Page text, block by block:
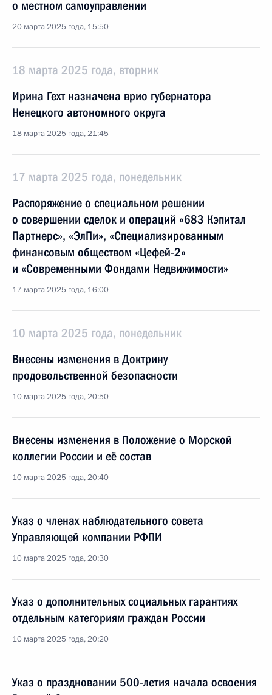
о местном самоуправлении
20 марта 2025 года, 15:50
18 марта 2025 года, вторник
Ирина Гехт назначена врио губернатора
Ненецкого автономного округа
18 марта 2025 года, 21:45
17 марта 2025 года, понедельник
Распоряжение о специальном решении
о совершении сделок и операций «683 Кэпитал
Партнерс», «ЭлПи», «Специализированным
финансовым обществом «Цефей-2»
и «Современными Фондами Недвижимости»
17 марта 2025 года, 16:00
10 марта 2025 года, понедельник
Внесены изменения в Доктрину
продовольственной безопасности
10 марта 2025 года, 20:50
Внесены изменения в Положение о Морской
коллегии России и её состав
10 марта 2025 года, 20:40
Указ о членах наблюдательного совета
Управляющей компании РФПИ
10 марта 2025 года, 20:30
Указ о дополнительных социальных гарантиях
отдельным категориям граждан России
10 марта 2025 года, 20:20
Указ о праздновании 500-летия начала освоения